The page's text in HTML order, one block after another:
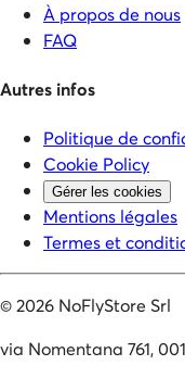
À propos de nous
FAQ
Autres infos
Politique de
Cookie Policy
Gérer les cookies
Mentions légales
Termes et
©2026 NoFlyStore Srl
via Nomentana 761,